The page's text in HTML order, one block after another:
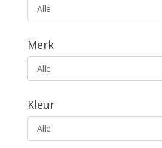
Alle
Merk
Alle
Kleur
Alle